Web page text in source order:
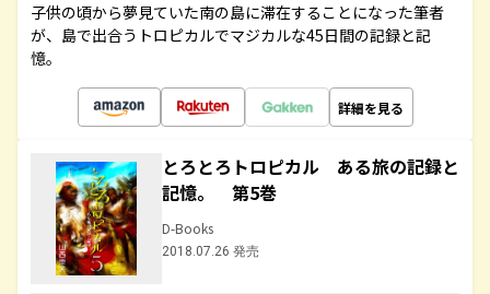
子供の頃から夢見ていた南の島に滞在することになった筆者
が、島で出合うトロピカルでマジカルな45日間の記録と記
憶。
詳細を見る
とろとろトロピカル ある旅の記録と
記憶。 第5巻
D-Books
2018.07.26 発売